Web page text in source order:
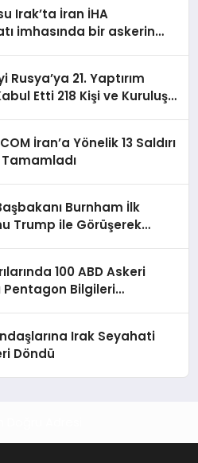
Irak’ta İran İHA
imhasında bir askerin
Rusya’ya 21. Yaptırım
Etti 218 Kişi ve Kuruluş
İran’a Yönelik 13 Saldırı
Tamamladı
Burnham İlk
Trump ile Görüşerek
100 ABD Askeri
Pentagon Bilgileri
Irak Seyahati
Döndü